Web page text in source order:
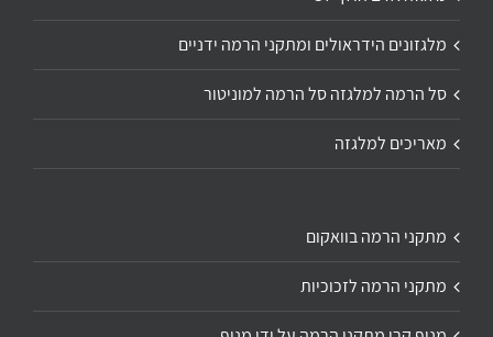
מלגזונים הידראולים ומתקני הרמה ידניים
סל הרמה למלגזה סל הרמה למוניטור
מאריכים למלגזה
מתקני הרמה בוואקום
מתקני הרמה לזכוכיות